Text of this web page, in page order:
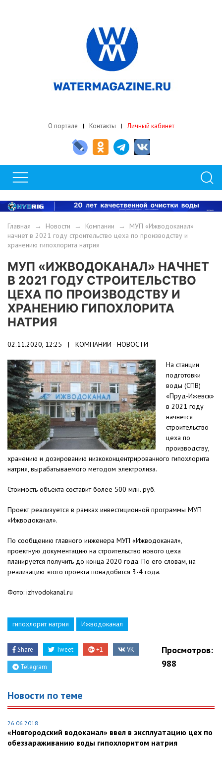
О портале Контакты Личный кабинет
Главная → Новости → Компании → МУП «Ижводоканал»
начнет в 2021 году строительство цеха по производству и
хранению гипохлорита натрия
МУП «ИЖВОДОКАНАЛ» НАЧНЕТ
В 2021 ГОДУ СТРОИТЕЛЬСТВО
ЦЕХА ПО ПРОИЗВОДСТВУ И
ХРАНЕНИЮ ГИПОХЛОРИТА
НАТРИЯ
02.11.2020, 12:25 | КОМПАНИИ - НОВОСТИ
На станции
подготовки
воды (СПВ)
«Пруд-Ижевск»
в 2021 году
начнется
строительство
цеха по
производству,
хранению и дозированию низкоконцентрированного гипохлорита
натрия, вырабатываемого методом электролиза.
Стоимость объекта составит более 500 млн. руб.
Проект реализуется в рамках инвестиционной программы МУП
«Ижводоканал».
По сообщению главного инженера МУП «Ижводоканал»,
проектную документацию на строительство нового цеха
планируется получить до конца 2020 года. По его словам, на
реализацию этого проекта понадобится 3-4 года.
Фото: izhvodokanal.ru
гипохлорит натрия Ижводоканал
Share Tweet +1 VK
Telegram
Просмотров:
988
Новости по теме
26.06.2018
«Новгородский водоканал» ввел в эксплуатацию цех по
обеззараживанию воды гипохлоритом натрия